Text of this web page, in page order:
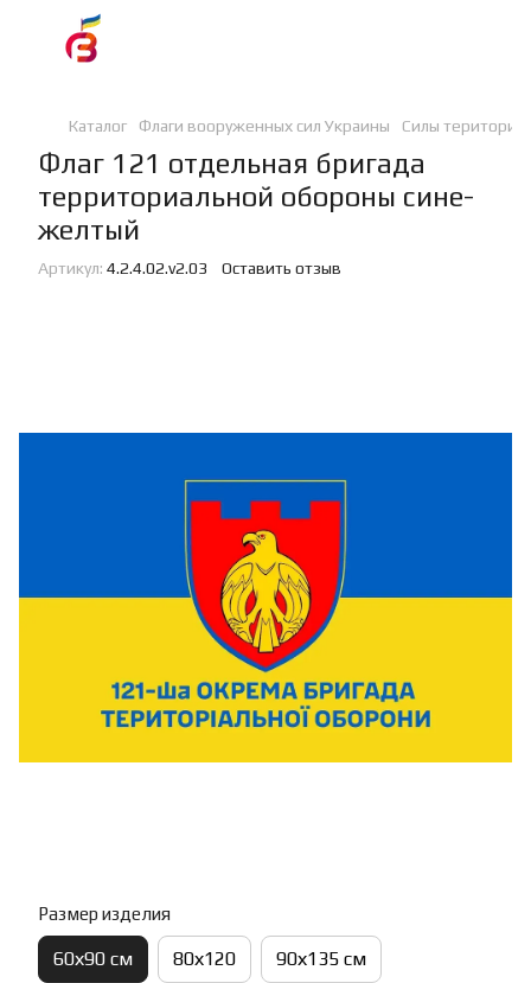
Каталог Флаги вооруженных сил Украины Силы
Флаг 121 отдельная бригада
территориальной обороны сине-
желтый
Артикул: 4.2.4.02.v2.03 Оставить отзыв
Размер изделия
60х90 см 80х120 90х135 см